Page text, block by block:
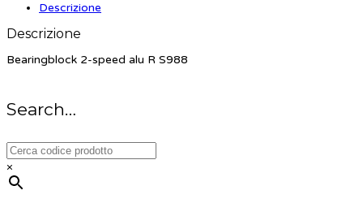
Descrizione
Descrizione
Bearingblock 2-speed alu R S988
Search…
×